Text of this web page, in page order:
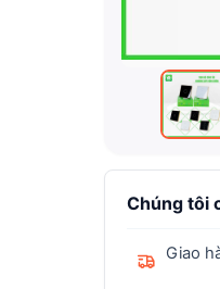
Chúng tôi
Giao